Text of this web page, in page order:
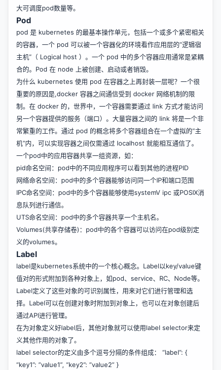
大可调度pod数量等。
Pod
pod 是 kubernetes 的最基本操作单元，包括一个或多个紧密相关
的容器，一个 pod 可以被一个容器化的环境看作应用层的“逻辑宿
主机”（ Logical host ）。一个 pod 中的多个容器应用通常是紧耦
合的。Pod 在 node 上被创建、启动或者销毁。
为什么 kubernetes 使用 pod 在容器之上再封装一层呢？一个很
重要的原因是,docker 容器之间通信受到 docker 网络机制的限
制。在 docker 的，世界中，一个容器需要通过 link 方式才能访问
另一个容器提供的服务（端口）。大量容器之间的 link 将是一个非
常繁重的工作。通过 pod 的概念将多个容器组合在一个虚拟的“主
机”内，可以实现容器之间仅需通过 localhost 就能相互通信了。
一个pod中的应用容器共享一组资源，如：
pid命名空间：pod中的不同应用程序可以看到其他的进程PID
网络命名空间：pod中的多个容器能够访问同一个IP和端口范围
IPC命名空间：pod中的多个容器能够使用systemV ipc 或POSIX消
息队列进行通信。
UTS命名空间：pod中的多个容器共享一个主机名。
Volumes(共享存储卷)：pod中的各个容器可以访问在pod级别定
义的volumes。
Label
label是kubernetes系统中的一个核心概念。Label以key/value键
值对的形式附加到各种对象上，如pod、service、RC、Node等。
Label定义了这些对象的可识别属性，用来对它们进行管理和选
择。Label可以在创建对象时附加到对象上，也可以在对象创建后
通过API进行管理。
在为对象定义好label后，其他对象就可以使用label selector来定
义其他作用的对象了。
label selector的定义由多个逗号分隔的条件组成： “label”: {
“key1”: ”value1”, “key2”: ”value2” }